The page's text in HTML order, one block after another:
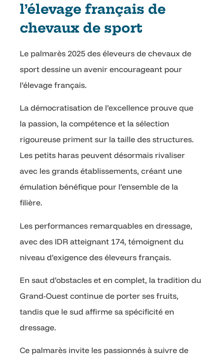
l’élevage français de
chevaux de sport
Le palmarès 2025 des éleveurs de chevaux de
sport dessine un avenir encourageant pour
l’élevage français.
La démocratisation de l’excellence prouve que
la passion, la compétence et la sélection
rigoureuse priment sur la taille des structures.
Les petits haras peuvent désormais rivaliser
avec les grands établissements, créant une
émulation bénéfique pour l’ensemble de la
filière.
Les performances remarquables en dressage,
avec des IDR atteignant 174, témoignent du
niveau d’exigence des éleveurs français.
En saut d’obstacles et en complet, la tradition du
Grand-Ouest continue de porter ses fruits,
tandis que le sud affirme sa spécificité en
dressage.
Ce palmarès invite les passionnés à suivre de